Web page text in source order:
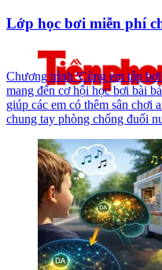
Lớp học bơi miễn phí
Chương trình 'Cùng em tập
mang đến cơ hội học bơi bài
giúp các em có thêm sân chơi
chung tay phòng chống đuối